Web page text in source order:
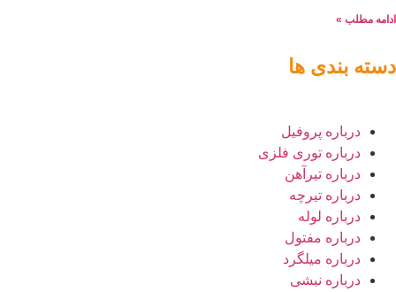
مطلب »
بندی ها
درباره پروفیل
درباره توری فلزی
درباره تیر‌آهن
درباره تیرچه
درباره لوله
درباره مفتول
درباره میلگرد
درباره نبشی